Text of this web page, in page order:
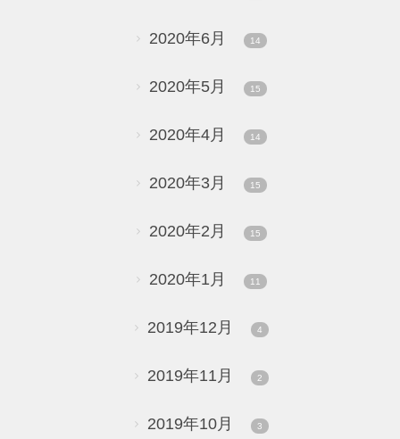
2020年6月 14
2020年5月 15
2020年4月 14
2020年3月 15
2020年2月 15
2020年1月 11
2019年12月 4
2019年11月 2
2019年10月 3